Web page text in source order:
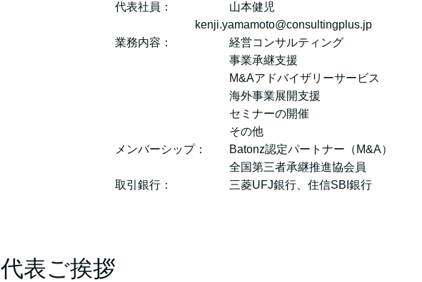
代表社員： 山本健児
kenji.yamamoto@consultingplus.jp
業務内容： 経営コンサルティング
事業承継支援
M&Aアドバイザリーサービス
海外事業展開支援
セミナーの開催
その他
メンバーシップ： Batonz認定パートナー（M&A）
全国第三者承継推進協会員
取引銀行： 三菱UFJ銀行、住信SBI銀行
代表ご挨拶